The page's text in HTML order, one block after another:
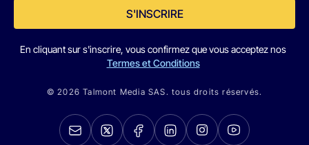
S'INSCRIRE
En cliquant sur s'inscrire, vous confirmez que vous acceptez nos
Termes et Conditions
© 2026 Talmont Media SAS. tous droits réservés.